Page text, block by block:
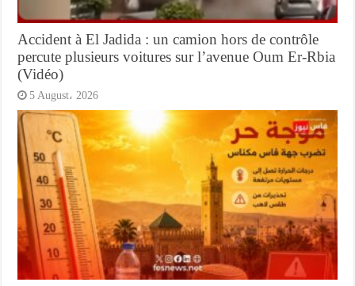
Accident à El Jadida : un camion hors de contrôle
percute plusieurs voitures sur l’avenue Oum Er-Rbia
(Vidéo)
5 August، 2026